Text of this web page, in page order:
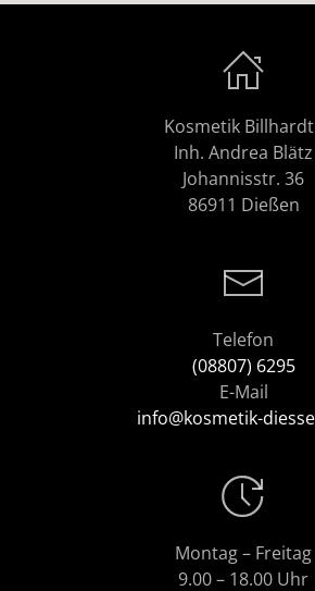
Kosmetik
Inh. Andrea Blätz
Johannisstr. 36
86911 Dießen
Telefon
(08807) 6295
E-Mail
info@kosmetik-
Montag – Freitag
9.00 – 18.00 Uhr